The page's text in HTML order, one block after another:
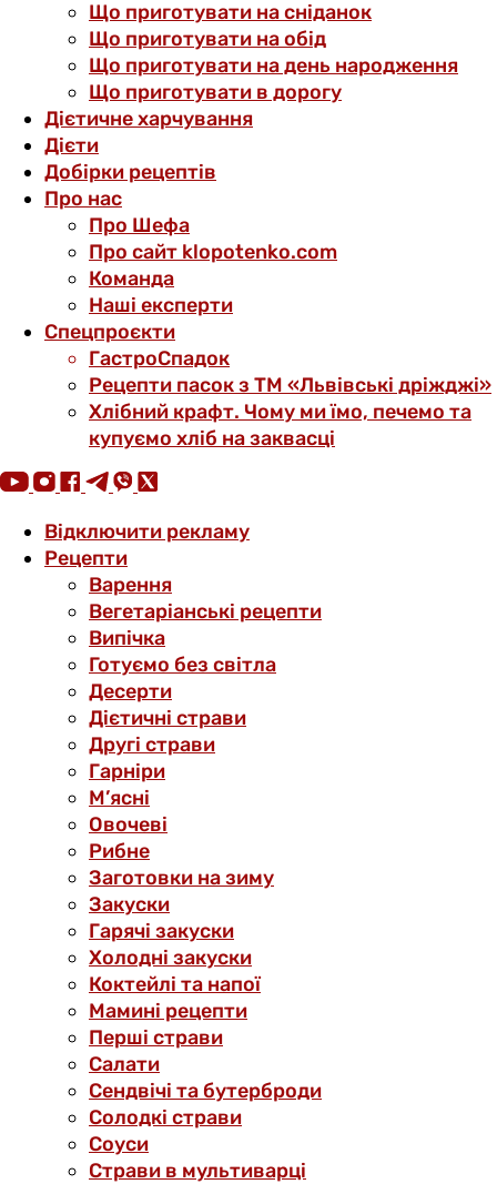
Що приготувати на сніданок
Що приготувати на обід
Що приготувати на день народження
Що приготувати в дорогу
Дієтичне харчування
Дієти
Добірки рецептів
Про нас
Про Шефа
Про сайт klopotenko.com
Команда
Наші експерти
Спецпроєкти
ГастроСпадок
Рецепти пасок з ТМ «Львівські дріжджі»
Хлібний крафт. Чому ми їмо, печемо та
купуємо хліб на заквасці
Відключити рекламу
Рецепти
Варення
Вегетаріанські рецепти
Випічка
Готуємо без світла
Десерти
Дієтичні страви
Другі страви
Гарніри
М’ясні
Овочеві
Рибне
Заготовки на зиму
Закуски
Гарячі закуски
Холодні закуски
Коктейлі та напої
Мамині рецепти
Перші страви
Салати
Сендвічі та бутерброди
Солодкі страви
Соуси
Страви в мультиварці